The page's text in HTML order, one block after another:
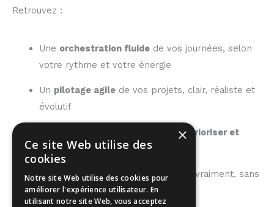
Retrouvez :
Une orchestration fluidede vos journées, selon
votre rythme et votre énergie
Un pilotage agilede vos projets, clair, réaliste et
évolutif
décider, prioriser et
avancer sans friction
Plus de temps pour ce qui compte vraiment, sans
sacrifier vos ambitions
×
Ce site Web utilise des
cookies
Notre site Web utilise des cookies pour
améliorer l'expérience utilisateur. En
utilisant notre site Web, vous acceptez